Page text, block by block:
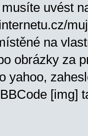
uvést
na
obrázky za
yahoo,
[img]